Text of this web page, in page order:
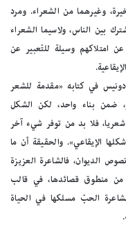
وغيرهما من الشعراء. ومرد
بين الناس، ولاسيما الشعراء
امتلاكهم وسيلة للتّعبير عن
في كتابه «مقدمة للشعر
ضمن بناء واحد، لكن الشكل
شعريا، فلا بد من توفر شيء آخر
الإيقاعي». والحقيقة أن ما
الديوان، فالشاعرة العزيزة
من منطوق قصائدها، في قالب
الحبّ مسلكها في الحياة